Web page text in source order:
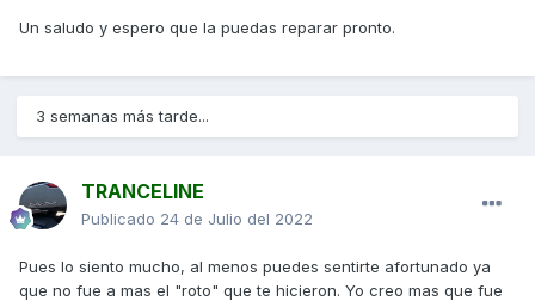
Un saludo y espero que la puedas reparar pronto.
3 semanas más tarde...
TRANCELINE
Publicado 24 de Julio del 2022
Pues lo siento mucho, al menos puedes sentirte afortunado ya
que no fue a mas el "roto" que te hicieron. Yo creo mas que fue